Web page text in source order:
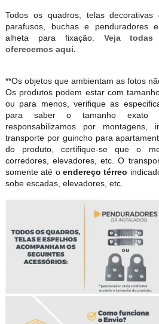
Todos os quadros, telas decorativas
parafusos, buchas e penduradores
alheta para fixação. Veja
oferecemos aqui.
**Os objetos que ambientam as fotos
Os produtos podem estar com
ou para menos, verifique as
para saber o tamanho exato
responsabilizamos por
transporte por guincho para
do produto, certifique-se que o
corredores, elevadores, etc. O
somente até o endereço térreo
sobe escadas, elevadores, etc.